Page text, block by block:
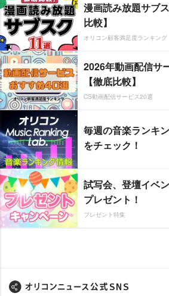
漫画読み放題サブ
比較】
オリコン顧客満足度ランキング
2026年動画配信サ
【徹底比較】
CS動画配信サービス20選
毎週の音楽ランキ
をチェック！
試写会、登壇イベ
プレゼント！
プレゼント特集